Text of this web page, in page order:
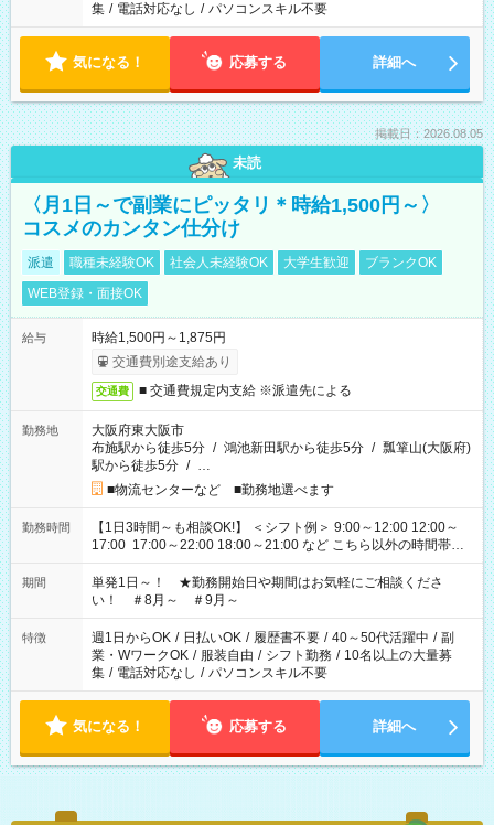
集 / 電話対応なし / パソコンスキル不要
気になる！ 応募する 詳細へ
掲載日：2026.08.05
未読
〈月1日～で副業にピッタリ＊時給1,500円～〉
コスメのカンタン仕分け
派遣 職種未経験OK 社会人未経験OK 大学生歓迎
ブランクOK
WEB登録・面接OK
給与
時給1,500円～1,875円
交通費別途支給あり
交通費 ■ 交通費規定内支給 ※派遣先による
勤務地
大阪府東大阪市
布施駅から徒歩5分 / 鴻池新田駅から徒歩5分 / 瓢箪山(大阪府)
駅から徒歩5分 / …
■物流センターなど ■勤務地選べます
勤務時間
【1日3時間～も相談OK!】 ＜シフト例＞ 9:00～12:00 12:00～
17:00 17:00～22:00 18:00～21:00 など こちら以外の時間帯も
お気軽にご相談ください！
期間
単発1日～！ ★勤務開始日や期間はお気軽にご相談くださ
い！ ＃8月～ ＃9月～
特徴 週1日からOK / 日払いOK / 履歴書不要 / 40～50代活躍中 / 副
業・WワークOK / 服装自由 / シフト勤務 / 10名以上の大量募
集 / 電話対応なし / パソコンスキル不要
気になる！ 応募する 詳細へ